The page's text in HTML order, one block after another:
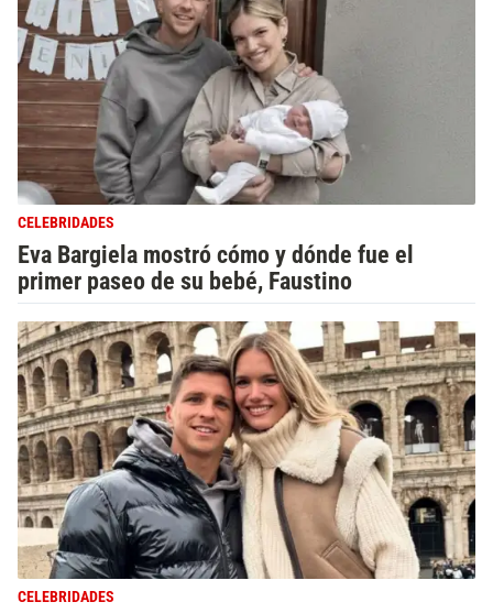
CELEBRIDADES
Eva Bargiela mostró cómo y dónde fue el
primer paseo de su bebé, Faustino
CELEBRIDADES